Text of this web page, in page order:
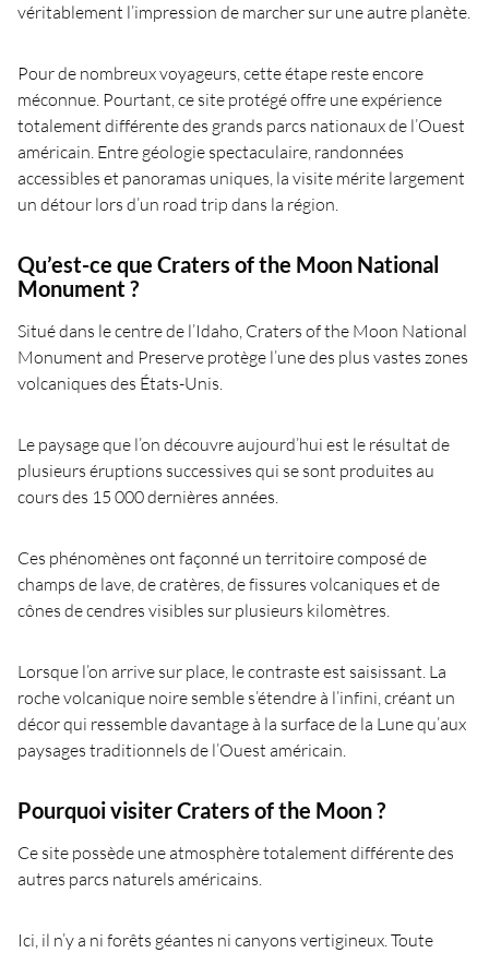
véritablement l’impression de marcher sur une autre planète.
Pour de nombreux voyageurs, cette étape reste encore
méconnue. Pourtant, ce site protégé offre une expérience
totalement différente des grands parcs nationaux de l’Ouest
américain. Entre géologie spectaculaire, randonnées
accessibles et panoramas uniques, la visite mérite largement
un détour lors d’un road trip dans la région.
Qu’est-ce que Craters of the Moon National
Monument ?
Situé dans le centre de l’Idaho, Craters of the Moon National
Monument and Preserve protège l’une des plus vastes zones
volcaniques des États-Unis.
Le paysage que l’on découvre aujourd’hui est le résultat de
plusieurs éruptions successives qui se sont produites au
cours des 15 000 dernières années.
Ces phénomènes ont façonné un territoire composé de
champs de lave, de cratères, de fissures volcaniques et de
cônes de cendres visibles sur plusieurs kilomètres.
Lorsque l’on arrive sur place, le contraste est saisissant. La
roche volcanique noire semble s’étendre à l’infini, créant un
décor qui ressemble davantage à la surface de la Lune qu’aux
paysages traditionnels de l’Ouest américain.
Pourquoi visiter Craters of the Moon ?
Ce site possède une atmosphère totalement différente des
autres parcs naturels américains.
Ici, il n’y a ni forêts géantes ni canyons vertigineux. Toute